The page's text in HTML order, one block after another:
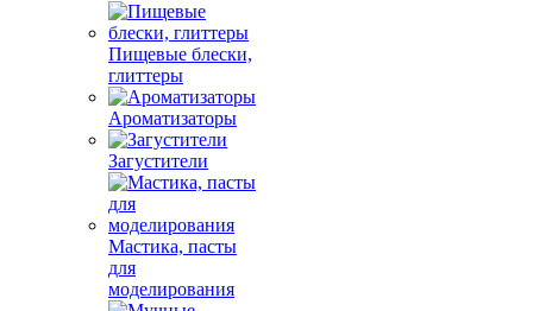
Пищевые блески,
глиттеры
Ароматизаторы
Загустители
Мастика, пасты
для
моделирования